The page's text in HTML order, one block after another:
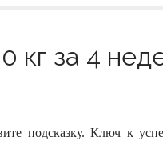
кг за 4
подсказку. Ключ к